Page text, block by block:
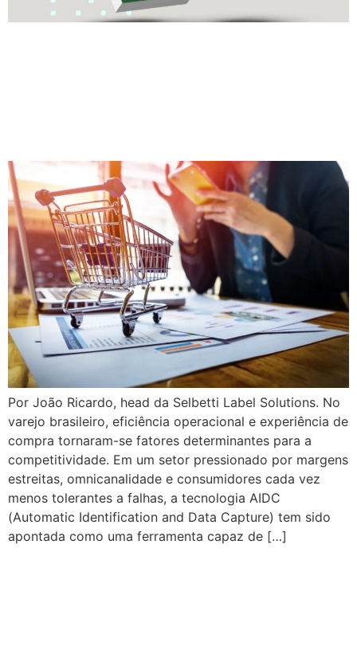
Por João Ricardo, head da Selbetti Label Solutions. No
varejo brasileiro, eficiência operacional e experiência de
compra tornaram-se fatores determinantes para a
competitividade. Em um setor pressionado por margens
estreitas, omnicanalidade e consumidores cada vez
menos tolerantes a falhas, a tecnologia AIDC
(Automatic Identification and Data Capture) tem sido
apontada como uma ferramenta capaz de […]